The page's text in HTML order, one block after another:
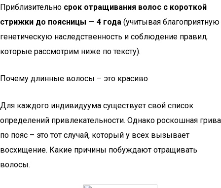
Приблизительно срок отращивания волос с короткой
стрижки до поясницы — 4 года (учитывая благоприятную
генетическую наследственность и соблюдение правил,
которые рассмотрим ниже по тексту).
Почему длинные волосы – это красиво
Для каждого индивидуума существует свой список
определений привлекательности. Однако роскошная грива
по пояс – это тот случай, который у всех вызывает
восхищение. Какие причины побуждают отращивать
волосы.